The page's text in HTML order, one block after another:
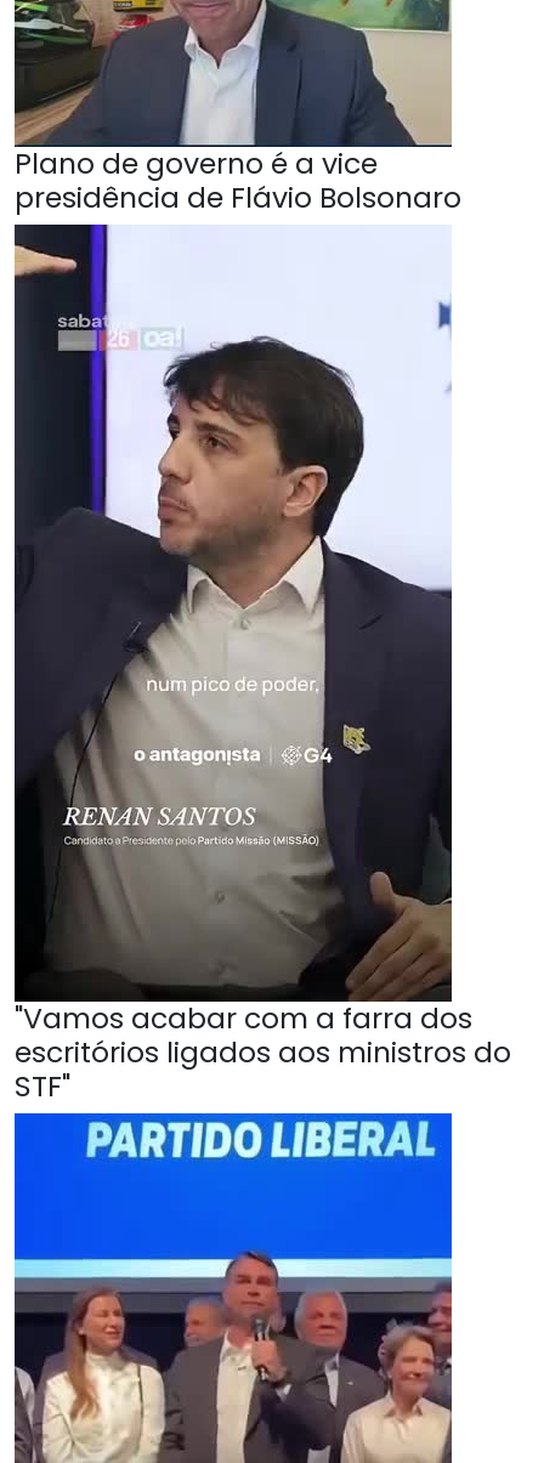
Plano de governo é a vice
presidência de Flávio Bolsonaro
"Vamos acabar com a farra dos
escritórios ligados aos ministros do
STF"